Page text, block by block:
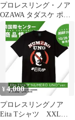
プロレスリング・ノア
OZAWA タダスケ ポス
ター B2サイズ
¥4,000
プロレスリングノア
Eita Tシャツ XXLサ